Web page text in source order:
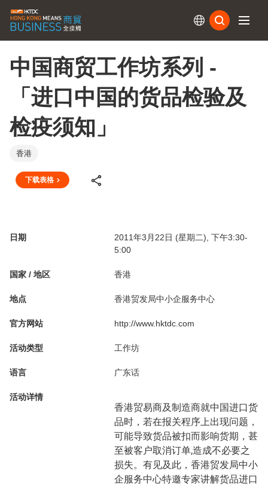
中国商贸工作坊系列 -
「进口中国的货品检验及
检疫须知」
香港
下载表格
日期
2011年3月22日 (星期二), 下午3:30-
5:00
国家 / 地区 香港
地点 香港贸发局中小企服务中心
官方网站 http://www.hktdc.com
活动类型 工作坊
语言 广东话
活动详情
香港贸易商及制造商就中国进口货
品时，若在报关程序上出现问题，
可能导致货品被扣而影响货期，甚
至被客户取消订单,造成不必要之
损失。有见及此，香港贸发局中小
企服务中心特邀专家讲解货品进口